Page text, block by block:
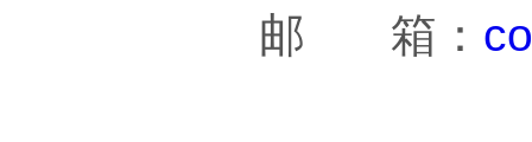
邮 箱：